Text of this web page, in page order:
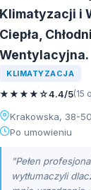
Klimatyzacji i
Ciepła,
Wentylacyjna.
KLIMATYZACJA
★★★★☆4.4/5(15
Krakowska, 38-
Po umowieniu
"Pełen
wytłumaczyli